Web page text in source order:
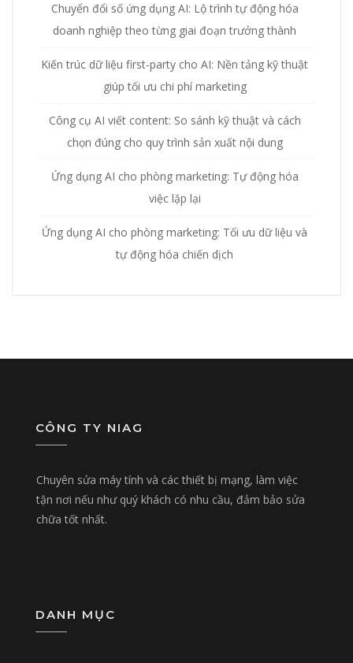
Chuyển đổi số ứng dụng AI: Lộ trình tự động hóa
doanh nghiệp theo từng giai đoạn trưởng thành
Kiến trúc dữ liệu first-party cho AI: Nền tảng kỹ thuật
giúp tối ưu chi phí marketing
Công cụ AI viết content: So sánh kỹ thuật và cách
chọn đúng cho quy trình sản xuất nội dung
Ứng dụng AI cho phòng marketing: Tự động hóa
việc lặp lại
Ứng dụng AI cho phòng marketing: Tối ưu dữ liệu và
tự động hóa chiến dịch
CÔNG TY NIAG
Chuyên sửa máy tính và các thiết bị mạng, làm việc
tận nơi nếu như quý khách có nhu cầu, đảm bảo sửa
chữa tốt nhất.
DANH MỤC